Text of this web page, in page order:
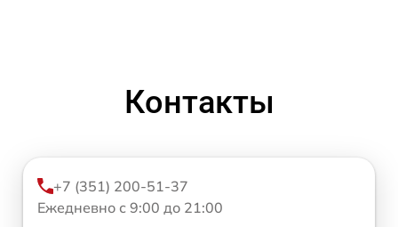
Контакты
+7 (351) 200-51-37
Ежедневно с 9:00 до 21:00